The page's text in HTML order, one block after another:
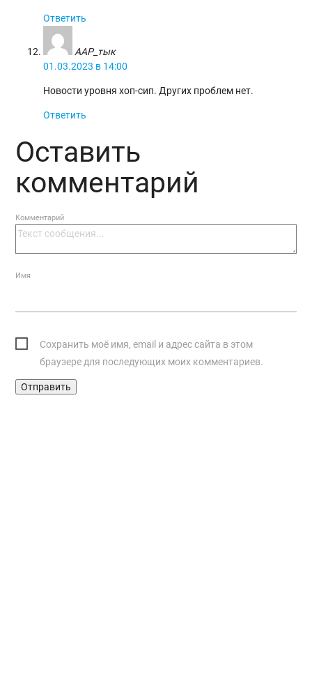
Ответить
ААР_тык
01.03.2023 в 14:00
Новости уровня хоп-сип. Других проблем нет.
Ответить
Оставить
комментарий
Комментарий
Имя
Сохранить моё имя, email и адрес сайта в этом
браузере для последующих моих комментариев.